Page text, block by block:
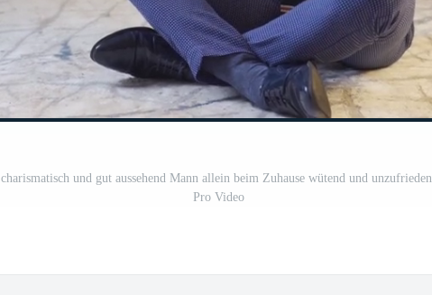
charismatisch und gut aussehend Mann allein beim Zuhause wütend und unzufrieden.
Pro Video